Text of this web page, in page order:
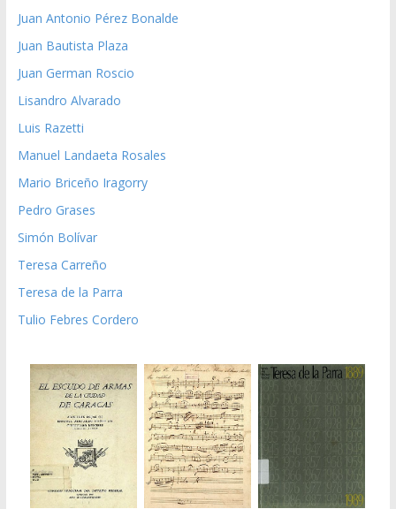
Juan Antonio Pérez Bonalde
Juan Bautista Plaza
Juan German Roscio
Lisandro Alvarado
Luis Razetti
Manuel Landaeta Rosales
Mario Briceño Iragorry
Pedro Grases
Simón Bolívar
Teresa Carreño
Teresa de la Parra
Tulio Febres Cordero